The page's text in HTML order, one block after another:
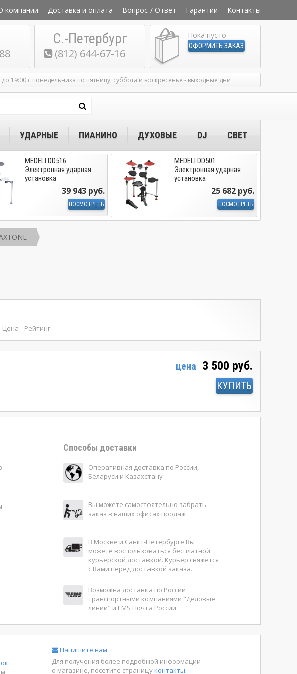
компании Доставка и оплата Вопрос / Ответ Гарантии Контакты
С.-Петербург
(812) 644-67-16
Пока пусто
ОФОРМИТЬ ЗАКАЗ
19:00 с понедельника по пятницу, суббота и воскресенье - выходные дни
УДАРНЫЕ ПИАНИНО ДУХОВЫЕ DJ СВЕТ
MEDELI DD516
Электронная ударная
установка
39 943 руб.
ПОСМОТРЕТЬ
MEDELI DD501
Электронная ударная
установка
25 682 руб.
ПОСМОТРЕТЬ
Цена Рейтинг
цена 3 500 руб.
КУПИТЬ
Способы доставки
Оперативная доставка по России,
Беларуси и Казахстану
Вы можете самостоятельно забрать
заказ в наших офисах продаж
В Москве и Санкт-Петербурге Вы
можете воспользоваться бесплатной
курьерской доставкой. Курьер свяжется
с Вами перед доставкой заказа.
Возможна доставка по России
транспортными компаниями "Деловые
линии" и EMS Почта России
Напишите нам
Для получения более подробной информации
о магазине, посетите страницуконтакты.